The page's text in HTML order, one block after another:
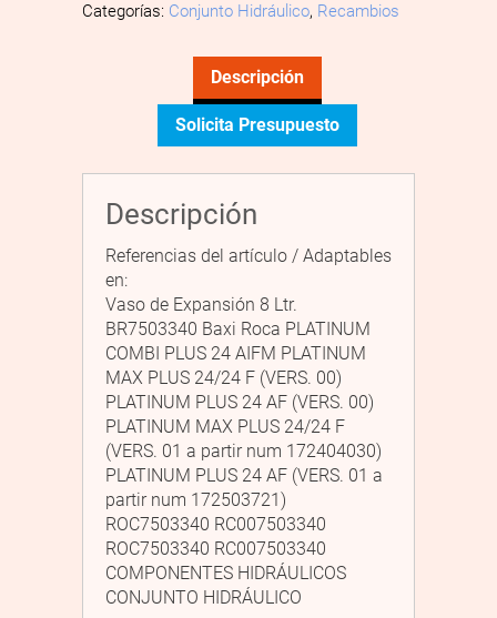
Categorías: Conjunto Hidráulico, Recambios
Descripción
Solicita Presupuesto
Descripción
Referencias del artículo / Adaptables
en:
Vaso de Expansión 8 Ltr.
BR7503340 Baxi Roca PLATINUM
COMBI PLUS 24 AIFM PLATINUM
MAX PLUS 24/24 F (VERS. 00)
PLATINUM PLUS 24 AF (VERS. 00)
PLATINUM MAX PLUS 24/24 F
(VERS. 01 a partir num 172404030)
PLATINUM PLUS 24 AF (VERS. 01 a
partir num 172503721)
ROC7503340 RC007503340
ROC7503340 RC007503340
COMPONENTES HIDRÁULICOS
CONJUNTO HIDRÁULICO